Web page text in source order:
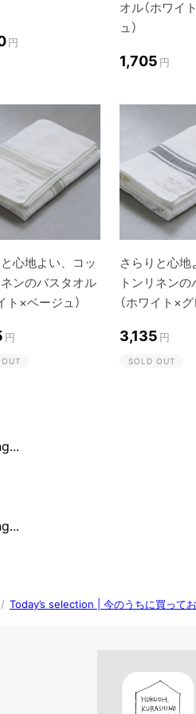
円
オル（ホワイ
ュ）
1,705 円
心地よい、コッ
ネンのバスタオル
ト×ベージュ）
円
さらりと心地
トンリネン
（ホワイト×グ
3,135 円
SOLD OUT
/ Today’s selection | 今のうちに買って